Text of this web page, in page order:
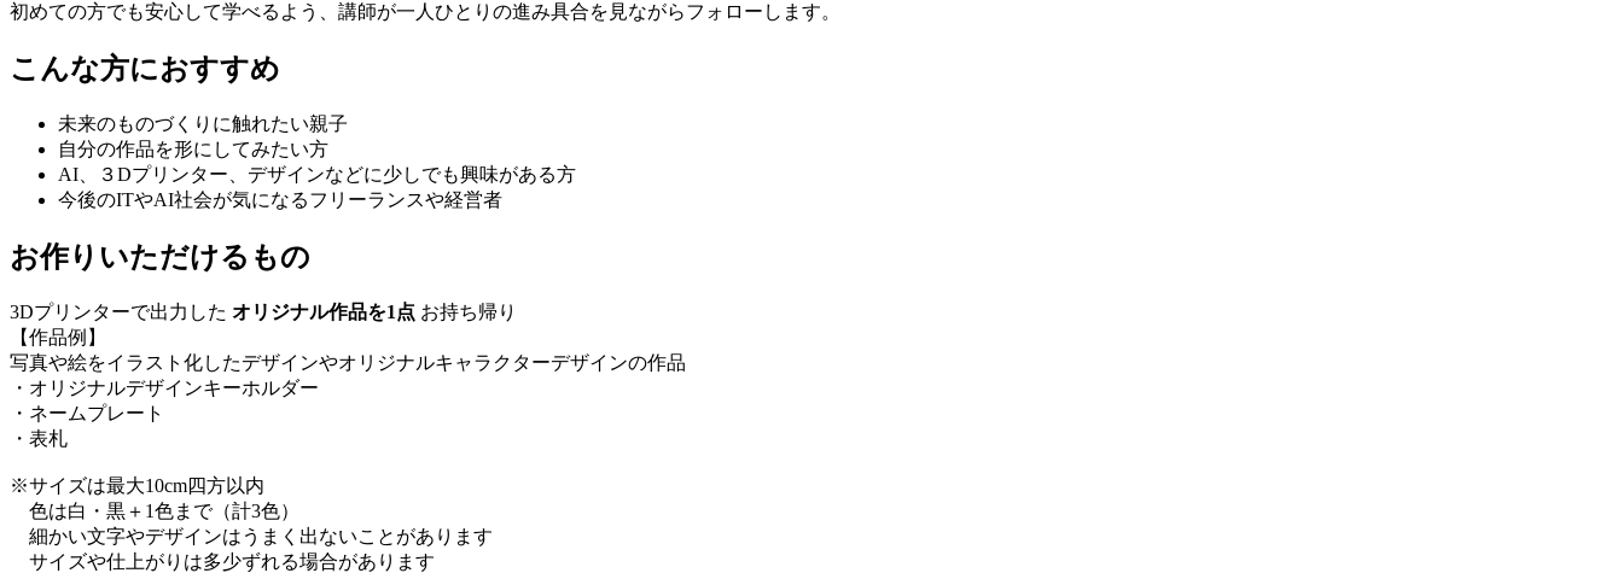
初めての方でも安心して学べるよう、講師が一人ひとりの進み具合を見ながらフォローします。
こんな方におすすめ
未来のものづくりに触れたい親子
自分の作品を形にしてみたい方
AI、３Dプリンター、デザインなどに少しでも興味がある方
今後のITやAI社会が気になるフリーランスや経営者
お作りいただけるもの
3Dプリンターで出力した オリジナル作品を1点 お持ち帰り
【作品例】
写真や絵をイラスト化したデザインやオリジナルキャラクターデザインの作品
・オリジナルデザインキーホルダー
・ネームプレート
・表札
※サイズは最大10cm四方以内
色は白・黒＋1色まで（計3色）
細かい文字やデザインはうまく出ないことがあります
サイズや仕上がりは多少ずれる場合があります